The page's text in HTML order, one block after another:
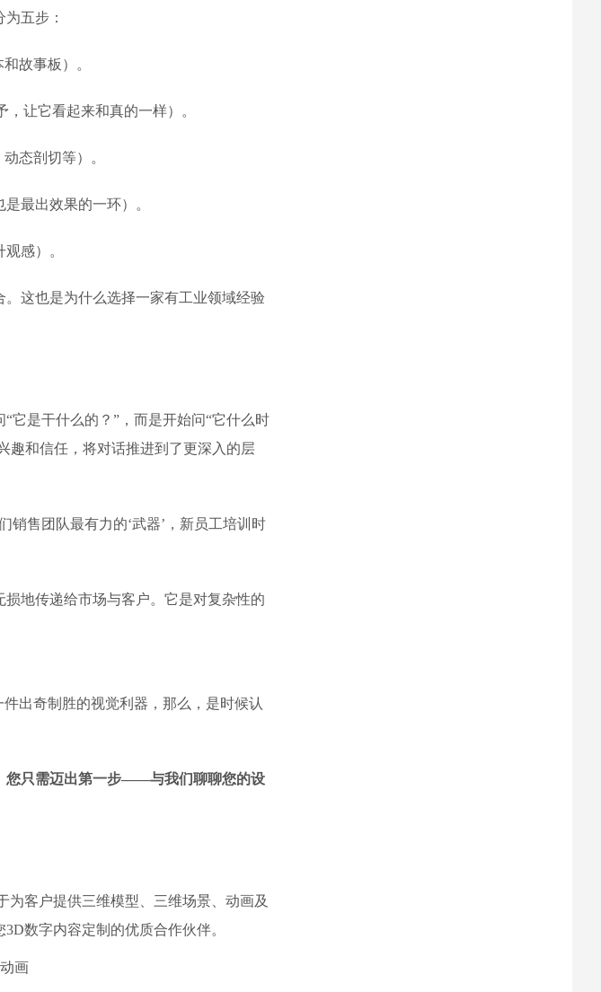
五步：
故事板）。
让它看起来和真的一样）。
态剖切等）。
最出效果的一环）。
感）。
这也是为什么选择一家有工业领域经验
它是干什么的？”，而是开始问“它什么时
趣和信任，将对话推进到了更深入的层
销售团队最有力的‘武器’，新员工培训时
地传递给市场与客户。它是对复杂性的
出奇制胜的视觉利器，那么，是时候认
您只需迈出第一步——与我们聊聊您的设
为客户提供三维模型、三维场景、动画及
数字内容定制的优质合作伙伴。
画